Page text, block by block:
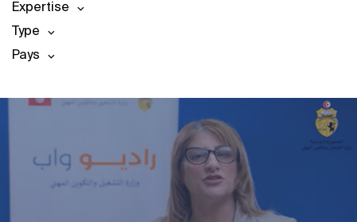
Expertise
Type
Pays